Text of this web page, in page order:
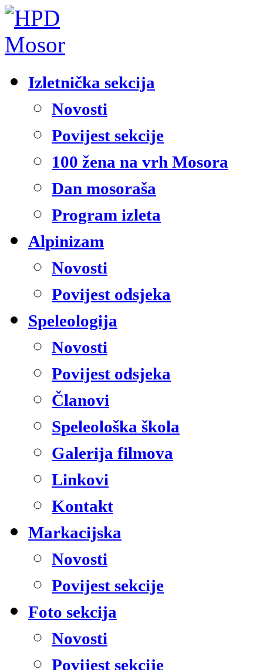
Izletnička sekcija
Novosti
Povijest sekcije
100 žena na vrh Mosora
Dan mosoraša
Program izleta
Alpinizam
Novosti
Povijest odsjeka
Speleologija
Novosti
Povijest odsjeka
Članovi
Speleološka škola
Galerija filmova
Linkovi
Kontakt
Markacijska
Novosti
Povijest sekcije
Foto sekcija
Novosti
Povijest sekcije